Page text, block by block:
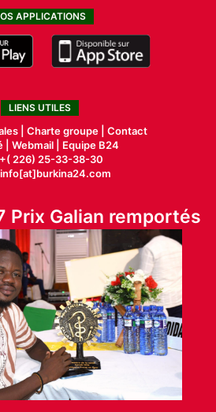
APPLICATIONS
LIENS UTILES
| Charte groupe | Contact
| Webmail |
Equipe B24
226) 25-33-38-30
info[at]burkina24.com
Prix Galian remportés